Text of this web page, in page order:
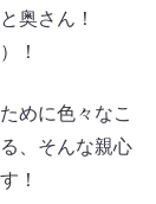
奥さん！
！
めに色々なこ
、そんな親心
！